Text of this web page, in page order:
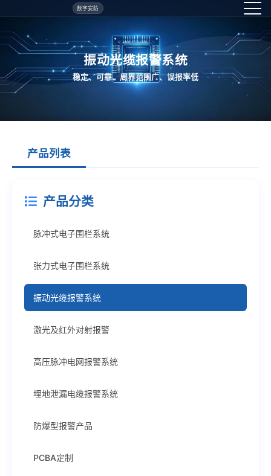
数字安防
振动光缆报警系统
稳定、可靠、周界范围广、误报率低
产品列表
产品分类
脉冲式电子围栏系统
张力式电子围栏系统
振动光缆报警系统
激光及红外对射报警
高压脉冲电网报警系统
埋地泄漏电缆报警系统
防爆型报警产品
PCBA定制